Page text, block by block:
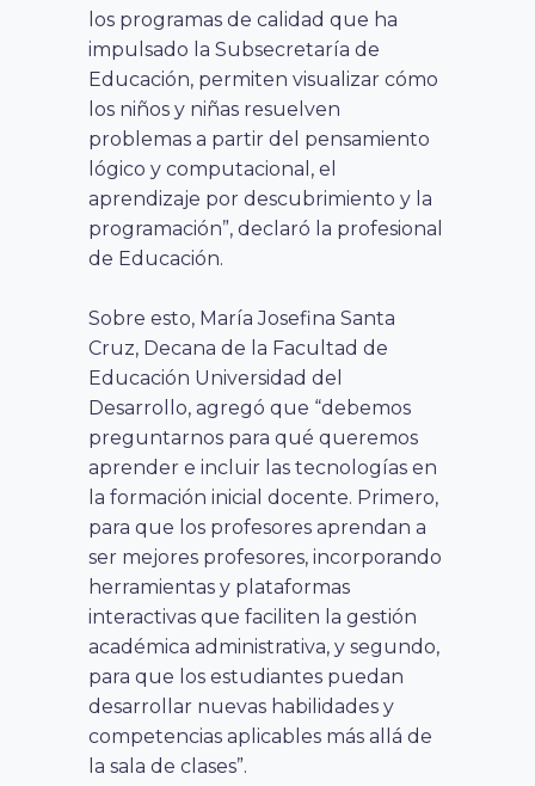
los programas de calidad que ha
impulsado la Subsecretaría de
Educación, permiten visualizar cómo
los niños y niñas resuelven
problemas a partir del pensamiento
lógico y computacional, el
aprendizaje por descubrimiento y la
programación”, declaró la profesional
de Educación.
Sobre esto, María Josefina Santa
Cruz, Decana de la Facultad de
Educación Universidad del
Desarrollo, agregó que “debemos
preguntarnos para qué queremos
aprender e incluir las tecnologías en
la formación inicial docente. Primero,
para que los profesores aprendan a
ser mejores profesores, incorporando
herramientas y plataformas
interactivas que faciliten la gestión
académica administrativa, y segundo,
para que los estudiantes puedan
desarrollar nuevas habilidades y
competencias aplicables más allá de
la sala de clases”.